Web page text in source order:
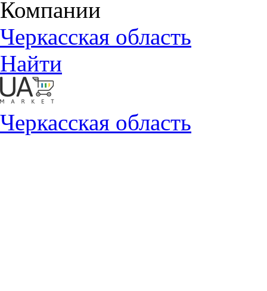
Компании
Черкасская область
Найти
Черкасская область